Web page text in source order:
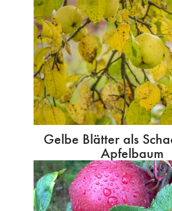
Gelbe Blätter als
Apfelbaum